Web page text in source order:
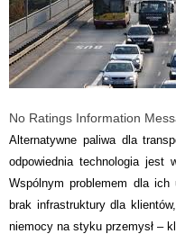
No Ratings Information
Alternatywne paliwa dla
odpowiednia technologia jest
Wspólnym problemem dla
brak infrastruktury dla
niemocy na styku przemysł –